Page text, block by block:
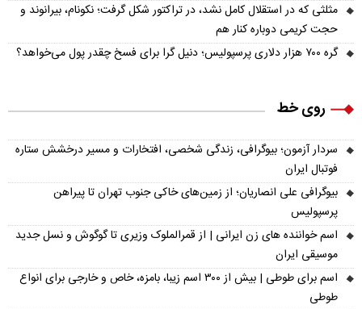
مثلثی که در استقلال کامل نشد، در تراکتور شکل گرفت؛ نکونام، بیرانوند و
حجت کریمی دوباره کنار هم
گره ۷۰۰ هزار دلاری پرسپولیس؛ دنیل گرا برای فسخ چقدر پول می‌خواهد؟
روی خط
سردار آزمون؛ بیوگرافی، زندگی شخصی، افتخارات و مسیر درخشش ستاره
فوتبال ایران
بیوگرافی علی انصاریان؛ از زمین‌های خاکی جنوب تهران تا پیراهن
پرسپولیس
اسم خواننده های زن ایرانی | از قمرالملوک وزیری تا گوگوش و نسل جدید
موسیقی ایران
اسم برای طوطی | بیش از ۳۰۰ اسم زیبا، بامزه، خاص و خارجی برای انواع
طوطی